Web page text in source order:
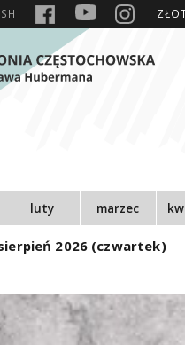
luty marzec
2026 (czwartek)